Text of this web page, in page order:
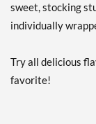
sweet, stocking
individually
Try all delicious
favorite!